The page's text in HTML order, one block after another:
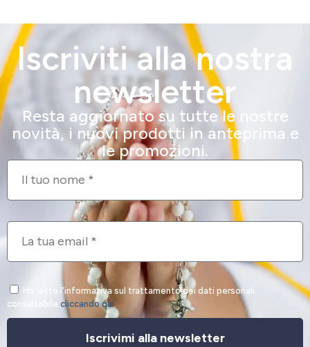
Iscriviti alla nostra
newsletter
Resta aggiornato su tutte le nostre
novità, i nuovi prodotti in anteprima e
le promozioni.
Ho letto l'informativa sul trattamento dei dati personali
consultabile cliccando qui.
Iscrivimi alla newsletter